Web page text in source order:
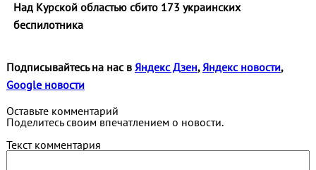
Над Курской областью сбито 173 украинских
беспилотника
Подписывайтесь на нас в Яндекс Дзен,Яндекс новости,
Google новости
Оставьте комментарий
Поделитесь своим впечатлением о новости.
Текст комментария